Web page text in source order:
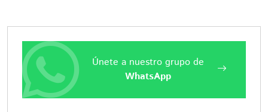
Únete a nuestro grupo de
WhatsApp